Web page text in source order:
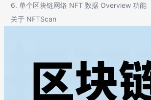
6. 单个区块链网络 NFT 数据 Overview 功能
关于 NFTScan